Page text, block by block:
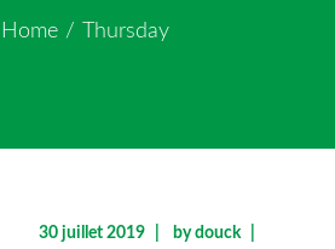
Home / Thursday
30 juillet 2019 bydouck